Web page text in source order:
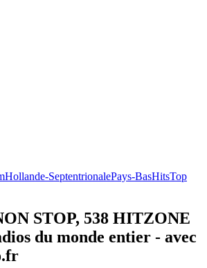
Hollande-SeptentrionalePays-BasHitsTop
STOP, 538 HITZONE
du monde entier - avec